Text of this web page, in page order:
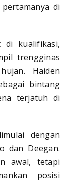
di
di kualifikasi,
trengginas
Haiden
bintang
terjatuh di
dengan
dan Deegan.
awal, tetapi
posisi